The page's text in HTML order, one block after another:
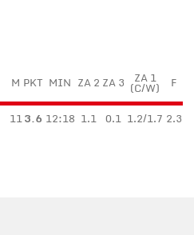
M PKT MIN ZA 2 ZA 3 ZA 1
(C/W) F
113.6 12:18 1.1 0.1 1.2/1.7 2.3